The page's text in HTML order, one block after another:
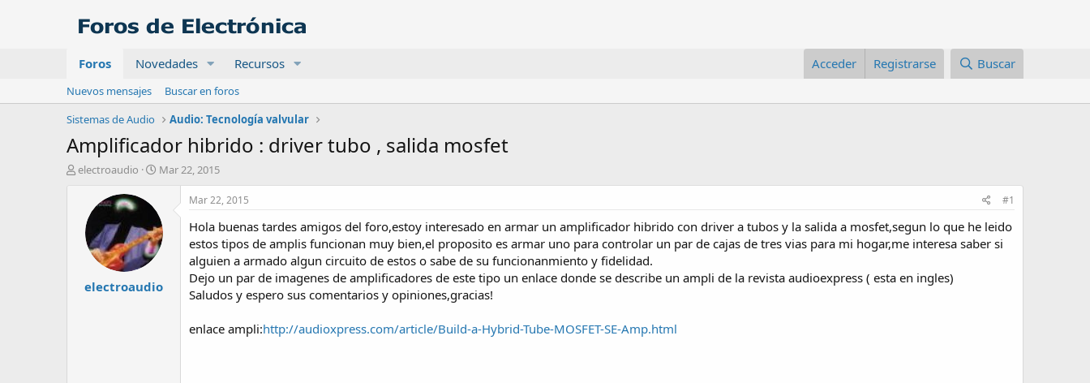
Foros Novedades Recursos Acceder Registrarse Buscar
Nuevos mensajes
Buscar en foros
Sistemas de Audio
Audio: Tecnología valvular
Amplificador hibrido : driver tubo , salida mosfet
A
electroaudio
F
h
a
d
n
Mar 22, 2015
electroaudio
Mar 22, 2015 #1
Hola buenas tardes amigos del foro,estoy interesado en armar un amplificador hibrido con driver a tubos y la salida a mosfet,segun lo que he leido
estos tipos de amplis funcionan muy bien,el proposito es armar uno para controlar un par de cajas de tres vias para mi hogar,me interesa saber si
alguien a armado algun circuito de estos o sabe de su funcionanmiento y fidelidad.
Dejo un par de imagenes de amplificadores de este tipo un enlace donde se describe un ampli de la revista audioexpress ( esta en ingles)
Saludos y espero sus comentarios y opiniones,gracias!
enlace ampli:http://audioxpress.com/article/Build-a-Hybrid-Tube-MOSFET-SE-Amp.html